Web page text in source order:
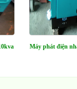
Máy phát điện